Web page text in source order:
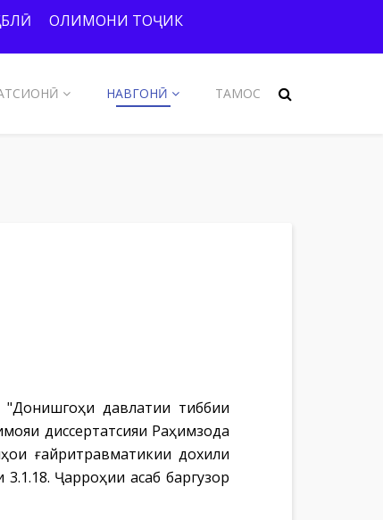
ОЛИМОНИ ТОҶИК
НАВГОНӢ ТАМОС
давлатии тиббии
диссертатсияи Раҳимзода
ғайритравматикии дохили
Ҷарроҳии асаб баргузор